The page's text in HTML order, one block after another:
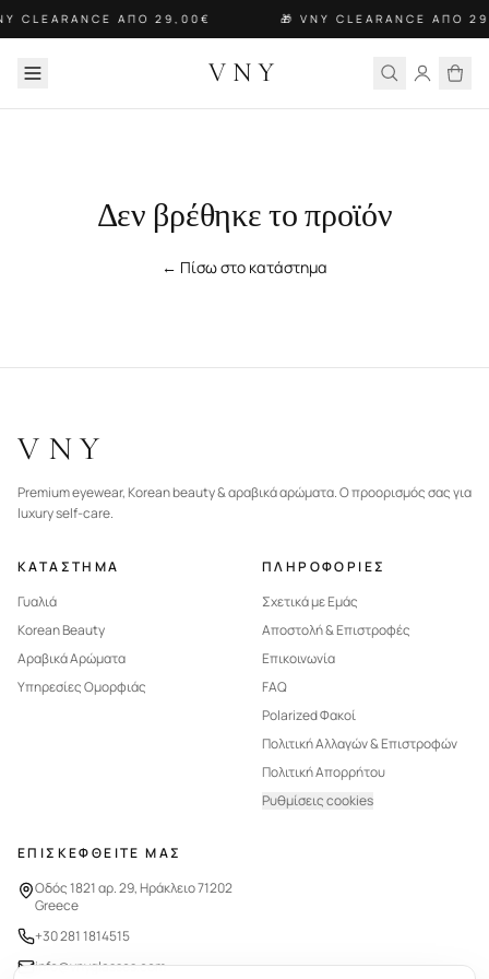
CLEARANCE ΑΠΟ 29,00€ 🎁 VNY CLEARANCE ΑΠΟ
VNY
Δεν βρέθηκε το προϊόν
← Πίσω στο κατάστημα
VNY
Premium eyewear, Korean beauty & αραβικά αρώματα. Ο προορισμός σας για
luxury self-care.
ΚΑΤΑΣΤΗΜΑ
Γυαλιά
Korean Beauty
Αραβικά Αρώματα
Υπηρεσίες Ομορφιάς
ΠΛΗΡΟΦΟΡΙΕΣ
Σχετικά με Εμάς
Αποστολή & Επιστροφές
Επικοινωνία
FAQ
Polarized Φακοί
Πολιτική Αλλαγών & Επιστροφών
Πολιτική Απορρήτου
Ρυθμίσεις cookies
ΕΠΙΣΚΕΦΘΕΙΤΕ ΜΑΣ
Οδός 1821 αρ. 29, Ηράκλειο 71202
Greece
+30 281 1814515
info@vnyglasses.com